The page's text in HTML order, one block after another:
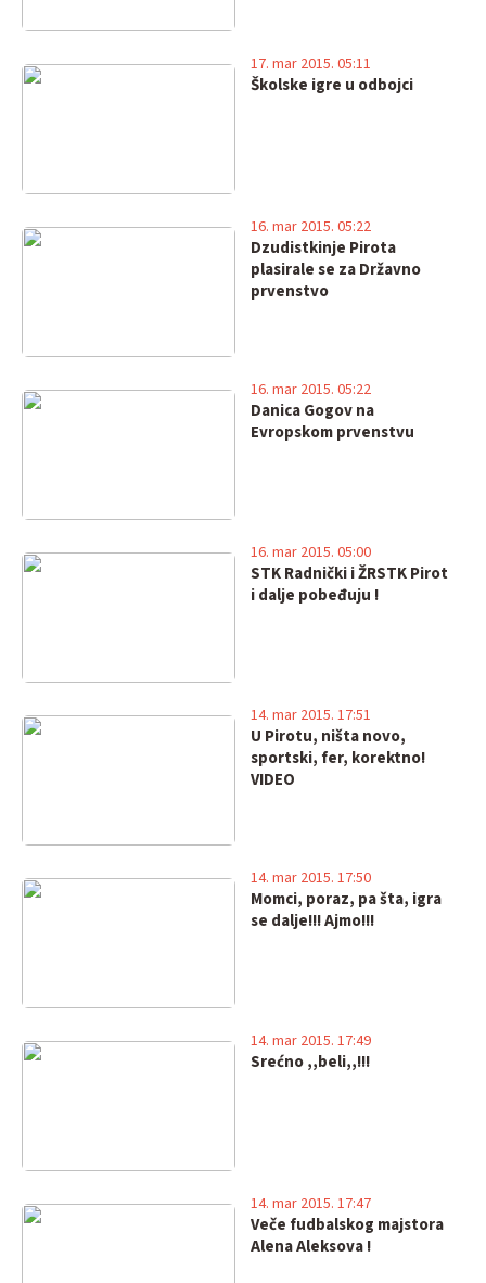
Školske igre u odbojci
17. mar 2015. 05:11
Dzudistkinje Pirota
plasirale se za Državno
prvenstvo
16. mar 2015. 05:22
Danica Gogov na
Evropskom prvenstvu
16. mar 2015. 05:22
STK Radnički i ŽRSTK Pirot
i dalje pobeđuju !
16. mar 2015. 05:00
U Pirotu, ništa novo,
sportski, fer, korektno!
VIDEO
14. mar 2015. 17:51
Momci, poraz, pa šta, igra
se dalje!!! Ajmo!!!
14. mar 2015. 17:50
Srećno ,,beli,,!!!
14. mar 2015. 17:49
Veče fudbalskog majstora
Alena Aleksova !
14. mar 2015. 17:47